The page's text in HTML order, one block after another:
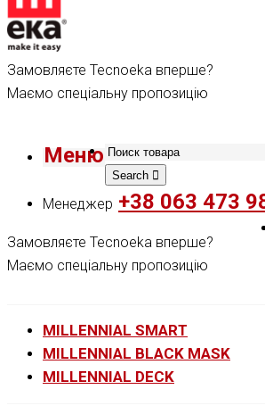
Замовляєте Tecnoeka вперше?
Маємо спеціальну пропозицію
Меню
Search
Менеджер +38 063 473
Замовляєте Tecnoeka вперше?
Маємо спеціальну пропозицію
MILLENNIAL SMART
MILLENNIAL BLACK MASK
MILLENNIAL DECK